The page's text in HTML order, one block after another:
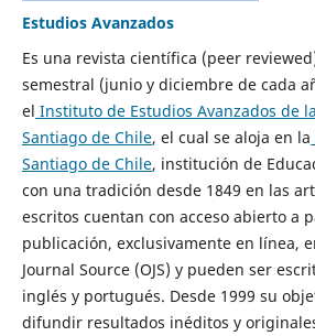
Estudios Avanzados
Es una revista científica (peer
semestral (junio y diciembre de cada
el Instituto de Estudios Avanzados de
Santiago de Chile, el cual se aloja en la
Santiago de Chile, institución de
con una tradición desde 1849 en las
escritos cuentan con acceso abierto a
publicación, exclusivamente en línea,
Journal Source (OJS) y pueden ser
inglés y portugués. Desde 1999 su
difundir resultados inéditos y